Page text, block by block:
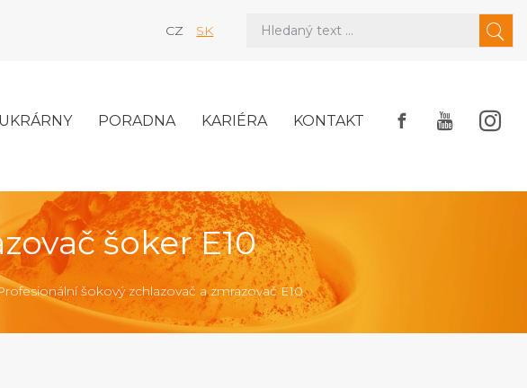
CZ SK
PORADNA KARIÉRA KONTAKT
šoker E10
šokový zchlazovač a zmrazovač E10